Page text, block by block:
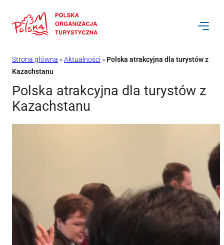
do
Strona główna »Aktualności »Polska atrakcyjna dla turystów z
Kazachstanu
Polska atrakcyjna dla turystów z
Kazachstanu